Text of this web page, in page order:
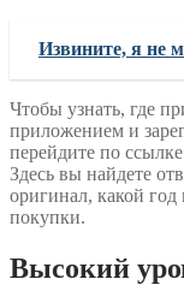
Извините, я не
Чтобы узнать, где
приложением и
перейдите по
Здесь вы найдете
оригинал, какой год
покупки.
Высокий